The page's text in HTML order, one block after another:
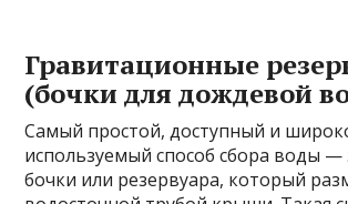
Гравитационные
(бочки для дождевой
Самый простой, доступный и
используемый способ сбора воды —
бочки или резервуара, который